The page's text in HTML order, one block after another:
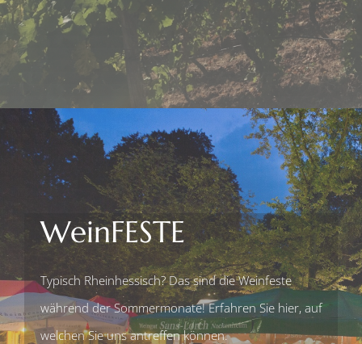
WeinFESTE
Typisch Rheinhessisch? Das sind die Weinfeste
während der Sommermonate! Erfahren Sie hier, auf
welchen Sie uns antreffen können.